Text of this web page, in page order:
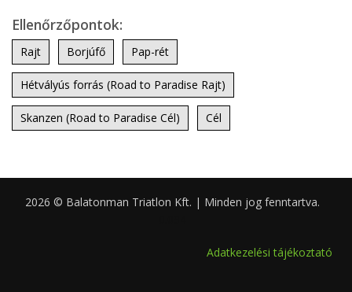
Ellenőrzőpontok:
Rajt Borjúfő Pap-rét
Hétvályús forrás (Road to Paradise Rajt)
Skanzen (Road to Paradise Cél) Cél
2026 © Balatonman Triatlon Kft. | Minden jog fenntartva.
Adatkezelési tájékoztató